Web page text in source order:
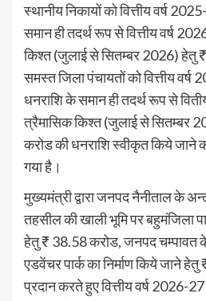
स्थानीय निकायों को वित्तीय वर्ष
समान ही तदर्थ रूप से वित्तीय वर्ष
किश्त (जुलाई से सितम्बर 2026) हेतु
समस्त जिला पंचायतों को वित्तीय
धनराशि के समान ही तदर्थ रूप से
त्रैमासिक किश्त (जुलाई से सितम्बर
करोड की धनराशि स्वीकृत किये जाने
गया है।
मुख्यमंत्री द्वारा जनपद नैनीताल के
तहसील की खाली भूमि पर बहुमंजिला
हेतु ₹ 38.58 करोड, जनपद चम्पावत
एडवेंचर पार्क का निर्माण किये जाने
प्रदान करते हुए वित्तीय वर्ष 2026-